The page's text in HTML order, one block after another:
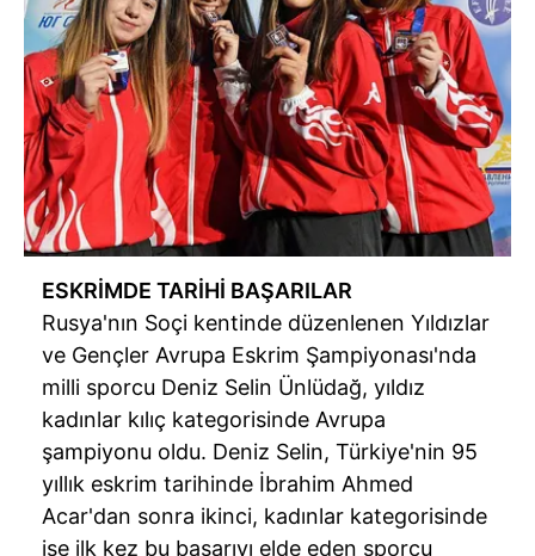
ESKRİMDE TARİHİ BAŞARILAR
Rusya'nın Soçi kentinde düzenlenen Yıldızlar
ve Gençler Avrupa Eskrim Şampiyonası'nda
milli sporcu Deniz Selin Ünlüdağ, yıldız
kadınlar kılıç kategorisinde Avrupa
şampiyonu oldu. Deniz Selin, Türkiye'nin 95
yıllık eskrim tarihinde İbrahim Ahmed
Acar'dan sonra ikinci, kadınlar kategorisinde
ise ilk kez bu başarıyı elde eden sporcu